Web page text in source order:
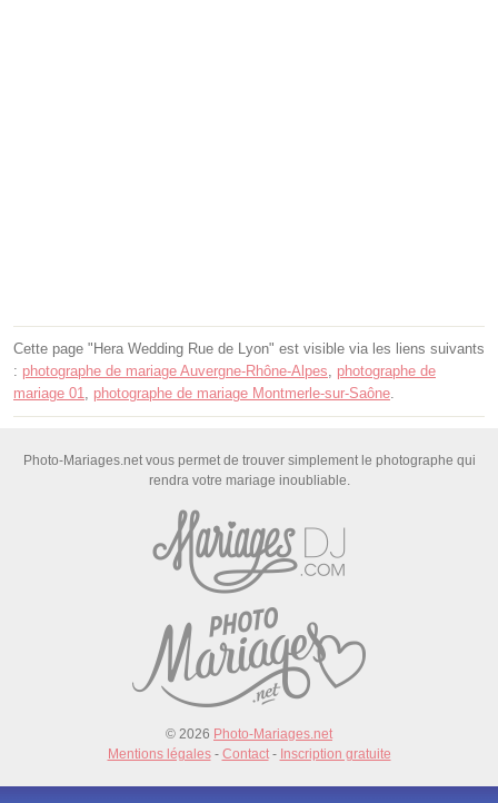
Cette page "Hera Wedding Rue de Lyon" est visible via les liens suivants
: photographe de mariage Auvergne-Rhône-Alpes
photographe de
mariage 01
photographe de mariage Montmerle-sur-Saône
Photo-Mariages.net vous permet de trouver simplement le photographe qui
rendra votre mariage inoubliable.
© 2026 Photo-Mariages.net
Mentions légales- Contact- Inscription gratuite